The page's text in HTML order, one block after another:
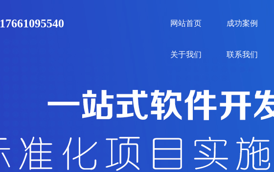
17661095540 网站首页 成功案例
关于我们 联系我们